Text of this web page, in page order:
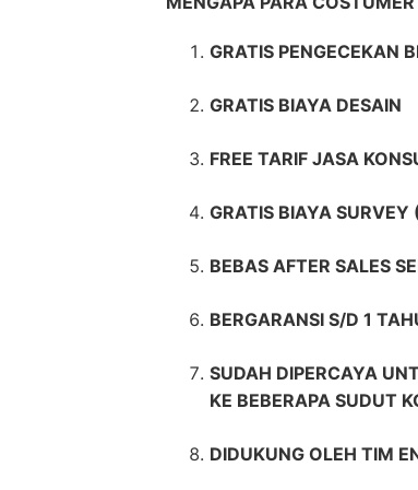
GRATIS PENGECEKAN
GRATIS BIAYA DESAIN
FREE TARIF JASA
GRATIS BIAYA
BEBAS AFTER SALES
BERGARANSI S/D 1
SUDAH DIPERCAYA
KE BEBERAPA SUDUT
DIDUKUNG OLEH TIM